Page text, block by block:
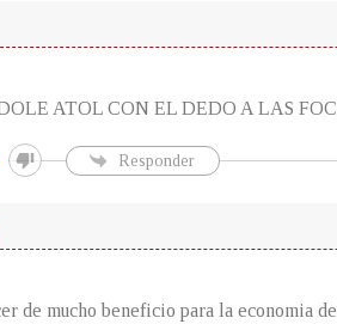
ATOL CON EL DEDO A LAS
Responder
de mucho beneficio para la economia